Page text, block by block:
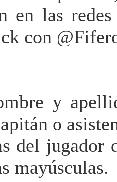
en las
con
y
o
del jugador
mayúsculas.